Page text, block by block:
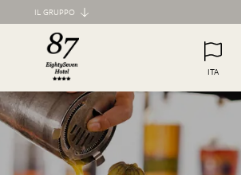
IL GRUPPO
Maison d'Art Collection
87 Hotel
77 Hotel
55 Hotel
Maison d'Art Apartments
ITA
ITA
ENG